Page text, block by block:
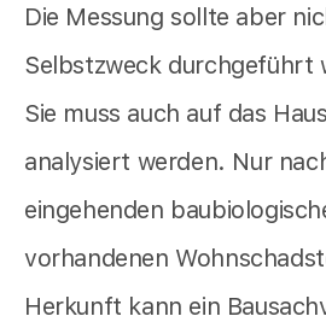
Die Messung sollte aber
Selbstzweck durchgeführt
Sie muss auch auf das
analysiert werden. Nur
eingehenden
vorhandenen
Herkunft kann ein